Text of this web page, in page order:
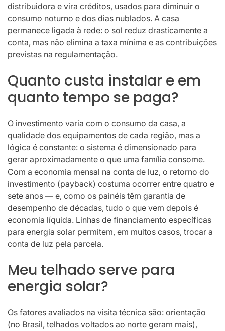
distribuidora e vira créditos, usados ​​para diminuir o
consumo noturno e dos dias nublados. A casa
permanece ligada à rede: o sol reduz drasticamente a
conta, mas não elimina a taxa mínima e as contribuições
previstas na regulamentação.
Quanto custa instalar e em
quanto tempo se paga?
O investimento varia com o consumo da casa, a
qualidade dos equipamentos de cada região, mas a
lógica é constante: o sistema é dimensionado para
gerar aproximadamente o que uma família consome.
Com a economia mensal na conta de luz, o retorno do
investimento (payback) costuma ocorrer entre quatro e
sete anos — e, como os painéis têm garantia de
desempenho de décadas, tudo o que vem depois é
economia líquida. Linhas de financiamento específicas
para energia solar permitem, em muitos casos, trocar a
conta de luz pela parcela.
Meu telhado serve para
energia solar?
Os fatores avaliados na visita técnica são: orientação
(no Brasil, telhados voltados ao norte geram mais),